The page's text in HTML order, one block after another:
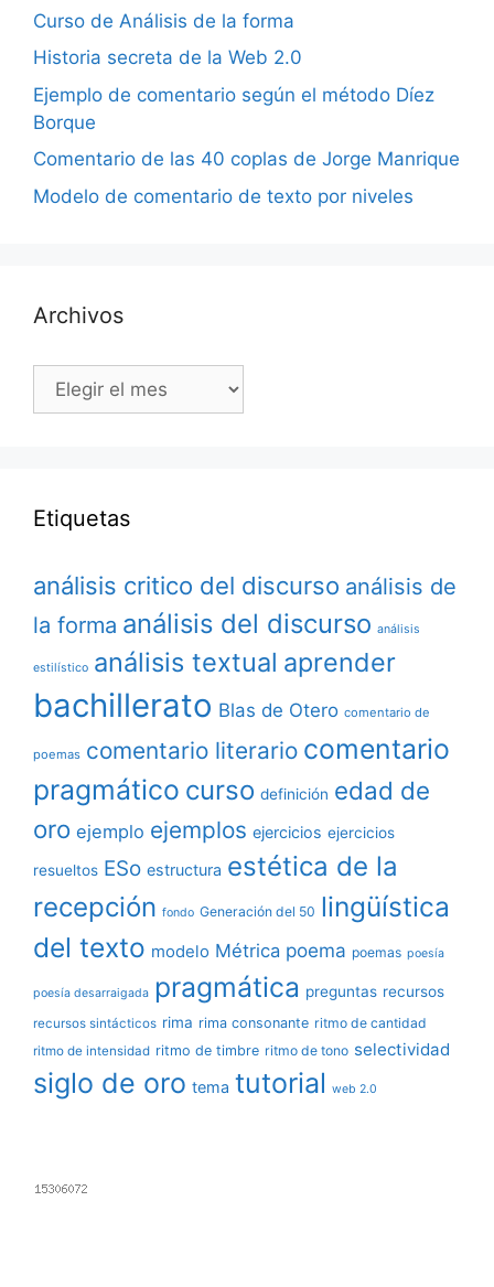
Curso de Análisis de la forma
Historia secreta de la Web 2.0
Ejemplo de comentario según el método Díez
Borque
Comentario de las 40 coplas de Jorge Manrique
Modelo de comentario de texto por niveles
Archivos
Archivos
Etiquetas
análisis critico del discurso análisis de
la forma análisis del discurso análisis
estilístico análisis textual aprender
bachillerato Blas de Otero comentario de
poemas comentario literario comentario
pragmático curso definición edad de
oro ejemplo ejemplos ejercicios ejercicios
resueltos ESo estructura estética de la
recepción fondo Generación del 50 lingüística
del texto modelo Métrica poema poemas poesía
poesía desarraigada pragmática preguntas recursos
recursos sintácticos rima rima consonante ritmo de cantidad
ritmo de intensidad ritmo de timbre ritmo de tono selectividad
siglo de oro tema tutorial web 2.0